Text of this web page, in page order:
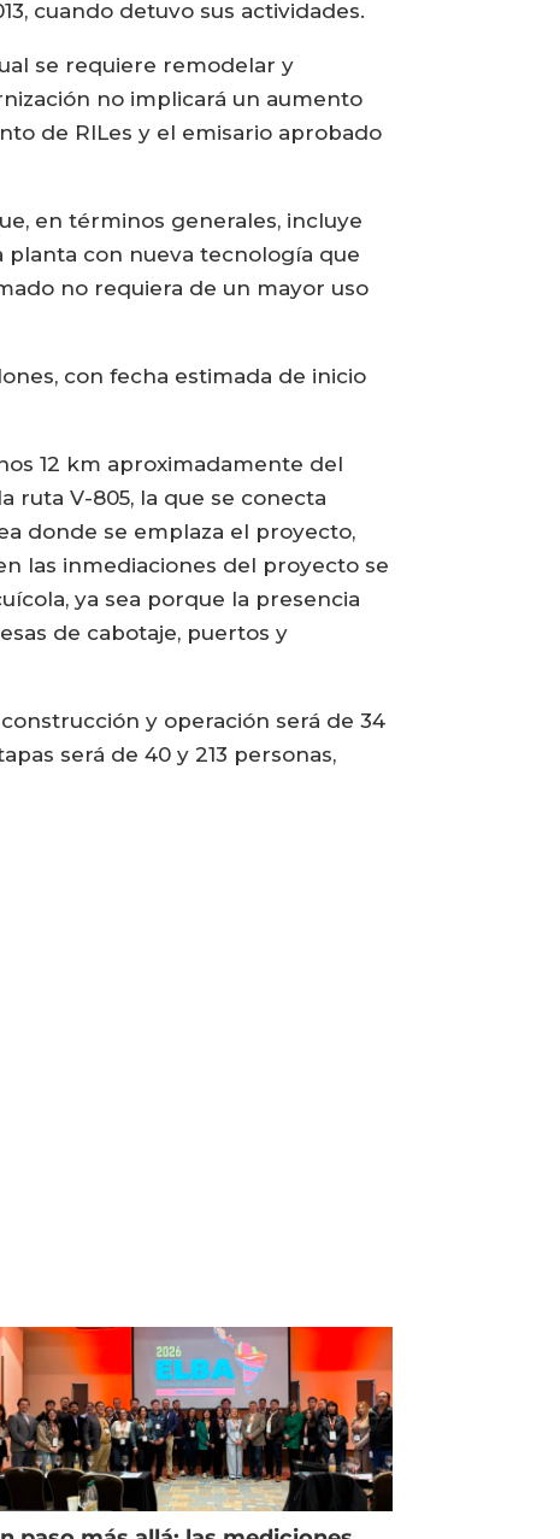
cuando detuvo sus actividades.
se requiere remodelar y
no implicará un aumento
de RILes y el emisario aprobado
en términos generales, incluye
planta con nueva tecnología que
no requiera de un mayor uso
con fecha estimada de inicio
12 km aproximadamente del
ruta V-805, la que se conecta
donde se emplaza el proyecto,
las inmediaciones del proyecto se
ya sea porque la presencia
de cabotaje, puertos y
y operación será de 34
será de 40 y 213 personas,